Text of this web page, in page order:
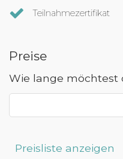
Teilnahmezertifikat
Preise
Wie lange möchtest
Preisliste anzeigen